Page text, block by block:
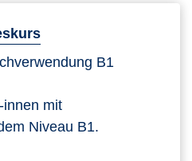
B1
innen mit
Niveau B1.